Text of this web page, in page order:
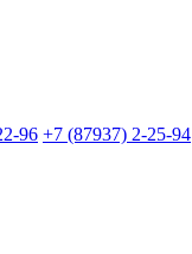
96 +7 (87937) 2-25-94